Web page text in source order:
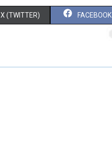
X (TWITTER) FACEBOOK